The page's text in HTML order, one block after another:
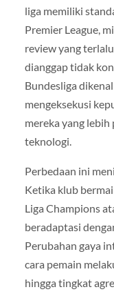
liga memiliki
Premier League,
review yang
dianggap tidak
Bundesliga
mengeksekusi
mereka yang lebih
teknologi.
Perbedaan ini
Ketika klub
Liga Champions
beradaptasi
Perubahan gaya
cara pemain
hingga tingkat